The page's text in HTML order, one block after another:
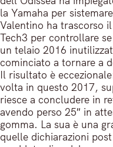
la Yamaha per
Valentino ha trascorso
Tech3 per controllare
un telaio 2016
cominciato a tornare a
Il risultato è
volta in questo 2017,
riesce a concludere in
avendo perso 25″ in
gomma. La sua è una
quelle dichiarazioni